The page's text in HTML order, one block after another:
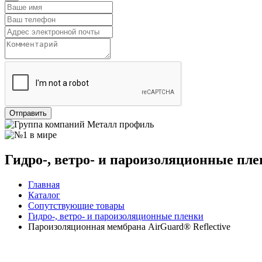
Отправить
Гидро-, ветро- и пароизоляционные
Главная
Каталог
Сопутствующие товары
Гидро-, ветро- и пароизоляционные пленки
Пароизоляционная мембрана AirGuard® Reflective